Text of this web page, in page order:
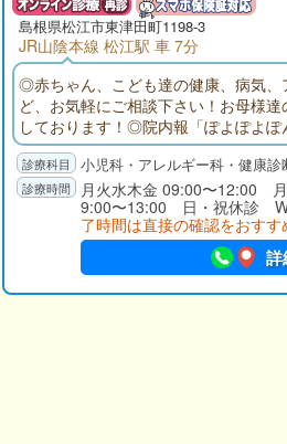
島根県松江市東津田町1198-3
JR山陰本線 松江駅 車 7分
◎赤ちゃん、こども達の健康、病気、
ど、お気軽にご相談下さい！お母様
しております！◎院内報「ぽよぽよぽ
情報発信しております。◎iTicketとい
待合室システム」を導入しております
ておりカルテ開示に対応できます。
小児科・アレルギー科・健康診
月火水木金 09:00〜12:00
9:00〜13:00 日・祝休診
了時間は直接の確認をおすす
詳